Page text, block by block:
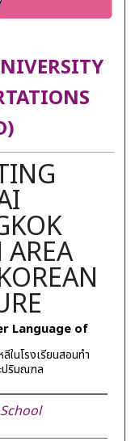
Language of
ในโรงเรียนสอนทำ
ปริมณฑล